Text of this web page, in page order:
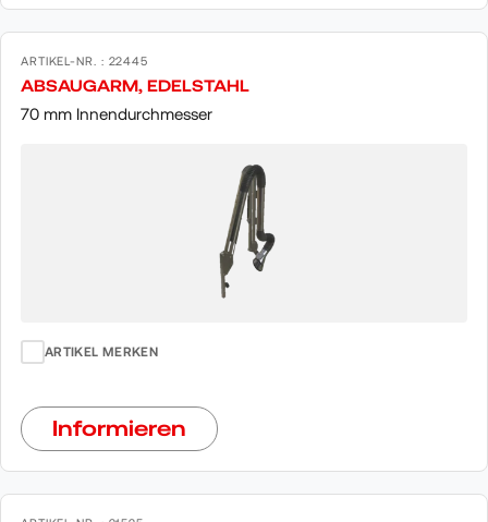
ARTIKEL-NR. : 22445
ABSAUGARM, EDELSTAHL
70 mm Innendurchmesser
ARTIKEL MERKEN
Informieren